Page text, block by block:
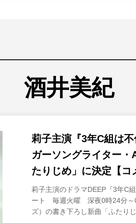
酒井美紀
莉子主演『3年C組は
ガーソングライター
たりじめ」に決定【コ
莉子主演のドラマDEEP『3年C
ート 毎週火曜 深夜0時24分～
ズ）の書き下ろし新曲「ふたり